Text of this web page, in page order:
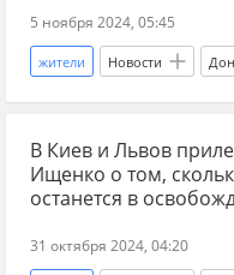
5 ноября 2024, 05:45
жители Новости
Украина Геннадий
наступление
освобождение шахты
В Киев и Львов
Ищенко о том,
останется в
31 октября 2024, 04:20